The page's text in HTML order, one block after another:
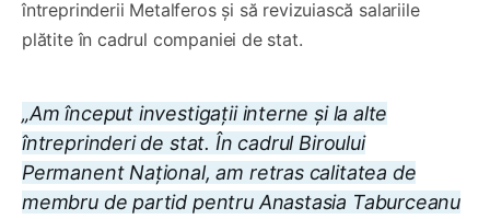
întreprinderii Metalferos și să revizuiască salariile
plătite în cadrul companiei de stat.
„Am început investigații interne și la alte
întreprinderi de stat. În cadrul Biroului
Permanent Național, am retras calitatea de
membru de partid pentru Anastasia Taburceanu